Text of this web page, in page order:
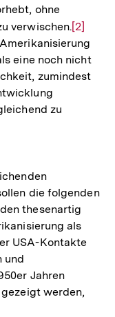
ohne
verwischen.Zur
der
Fußnote
[2]
eine noch nicht
zumindest
zu
die folgenden
thesenartig
als
USA-Kontakte
und
Jahren
werden,